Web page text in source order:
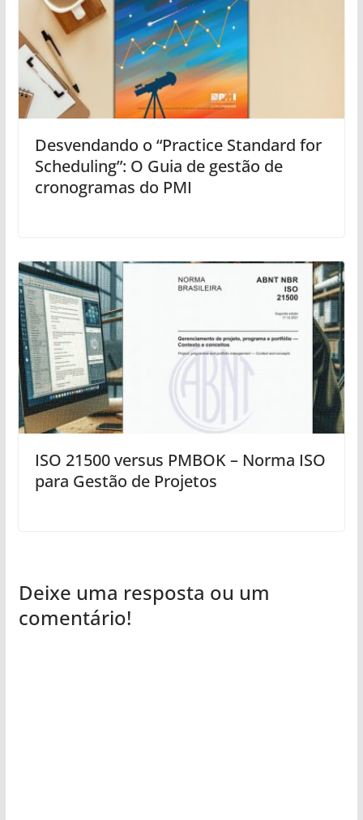
Desvendando o “Practice Standard for
Scheduling”: O Guia de gestão de
cronogramas do PMI
ISO 21500 versus PMBOK – Norma ISO
para Gestão de Projetos
Deixe uma resposta ou um
comentário!